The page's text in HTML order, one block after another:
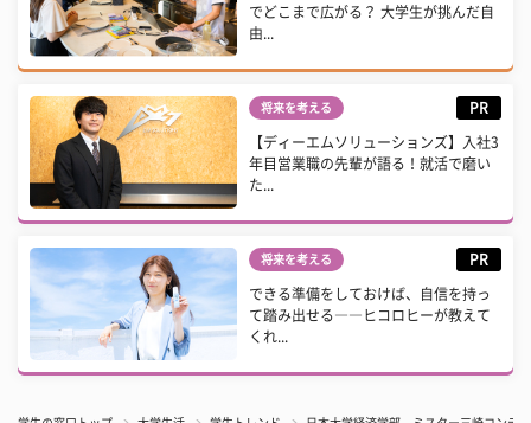
でどこまで広がる？ 大学生が挑んだ自
由...
将来を考える PR
【ディーエムソリューションズ】入社3
年目営業職の先輩が語る！就活で磨い
た...
将来を考える PR
できる準備をしておけば、自信を持っ
て踏み出せる――ヒコロヒーが教えて
くれ...